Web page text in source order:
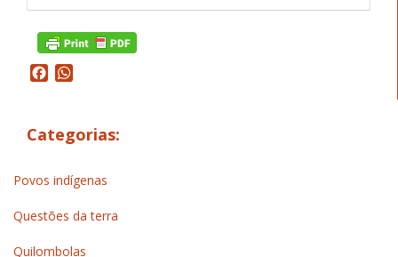
Facebook
Categorias:
Povos indígenas
Questões da terra
Quilombolas